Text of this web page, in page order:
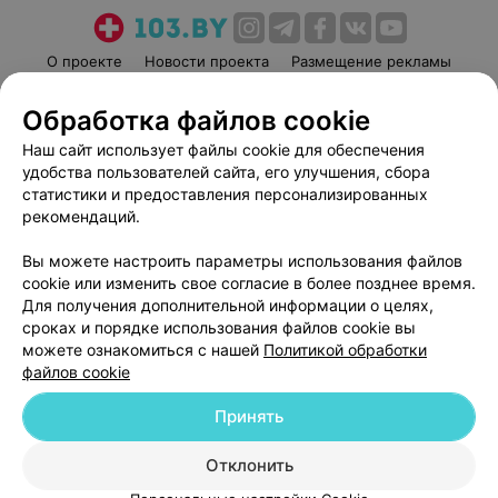
и треснут если сесть на качели или лавочку , карусель
оставляет желать лучшего. У турника перекладина
состоянии ,туда с детьми опасно идти.
О проекте Новости проекта
Размещение рекламы
Пользовательское соглашение
Способы оплаты
Вакансии
Партнеры
Написать руководителю 103.by
Обработка персональных данных
© 2026 ООО «Артокс Лаб», УНП 191700409
| 220012, Республика Беларусь,
г. Минск, улица Толбухина, 2, пом. 16 | help@103.by
Служба поддержки +375 291212755
Обработка файлов cookie
Наш сайт использует файлы cookie для обеспечения
удобства пользователей сайта, его улучшения, сбора
статистики и предоставления персонализированных
рекомендаций.
Вы можете настроить параметры использования файлов
cookie или изменить свое согласие в более позднее время.
Для получения дополнительной информации о целях,
сроках и порядке использования файлов cookie вы
можете ознакомиться с нашей Политикой обработки
файлов cookie
Отклонить
Принять